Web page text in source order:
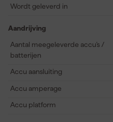
stilstand tot een minimum wordt
en blijft alles netjes geordend.
van betrouwbare energie voor al
Wordt geleverd in
Aandrijving
Aantal meegeleverde accu's /
batterijen
Accu aansluiting
Accu amperage
Accu platform